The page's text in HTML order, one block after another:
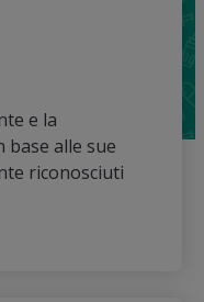
e la
base alle sue
riconosciuti